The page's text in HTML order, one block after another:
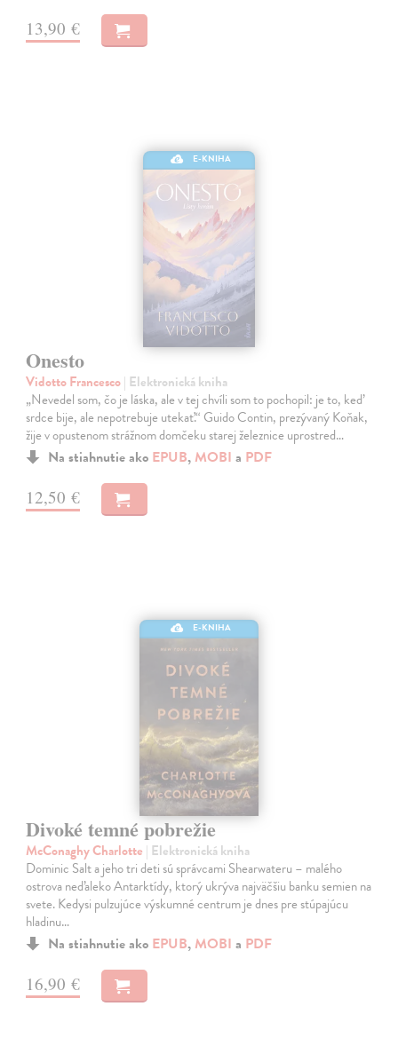
13,90 €
E-KNIHA
Onesto
Vidotto Francesco| Elektronická kniha
„Nevedel som, čo je láska, ale v tej chvíli som to pochopil: je to, keď
srdce bije, ale nepotrebuje utekať.“ Guido Contin, prezývaný Koňak,
žije v opustenom strážnom domčeku starej železnice uprostred…
Na stiahnutie ako EPUB, MOBI a PDF
12,50 €
E-KNIHA
Divoké temné pobrežie
McConaghy Charlotte | Elektronická kniha
Dominic Salt a jeho tri deti sú správcami Shearwateru – malého
ostrova neďaleko Antarktídy, ktorý ukrýva najväčšiu banku semien na
svete. Kedysi pulzujúce výskumné centrum je dnes pre stúpajúcu
hladinu…
Na stiahnutie ako EPUB, MOBI a PDF
16,90 €